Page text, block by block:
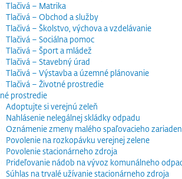
Tlačivá – Matrika
Tlačivá – Obchod a služby
Tlačivá – Školstvo, výchova a vzdelávanie
Tlačivá – Sociálna pomoc
Tlačivá – Šport a mládež
Tlačivá – Stavebný úrad
Tlačivá – Výstavba a územné plánovanie
Tlačivá – Životné prostredie
prostredie
Adoptujte si verejnú zeleň
Nahlásenie nelegálnej skládky odpadu
Oznámenie zmeny malého spaľovacieho
Povolenie na rozkopávku verejnej zelene
Povolenie stacionárneho zdroja
Prideľovanie nádob na vývoz komunálneho
Súhlas na trvalé užívanie stacionárneho zdroja